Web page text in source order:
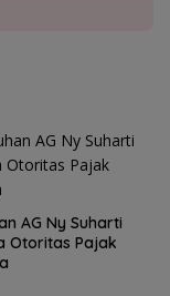
AG Ny Suharti
Otoritas Pajak